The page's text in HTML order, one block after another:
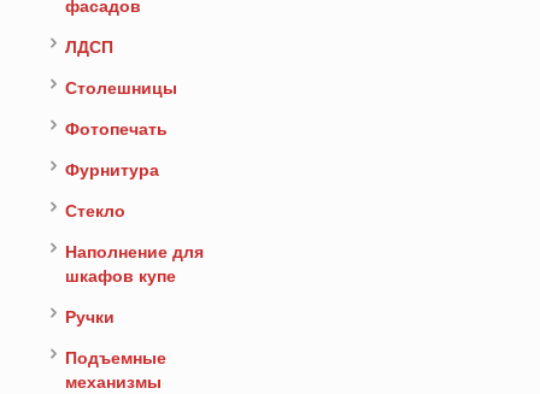
фасадов
ЛДСП
Столешницы
Фотопечать
Фурнитура
Стекло
Наполнение для
шкафов купе
Ручки
Подъемные
механизмы